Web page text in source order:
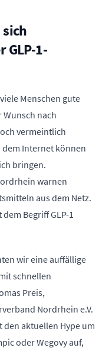
GLP-1-
Menschen gute
nach
vermeintlich
Internet können
bringen.
warnen
aus dem Netz.
Begriff GLP-1
wir eine auffällige
schnellen
Preis,
Nordrhein e.V.
den aktuellen Hype um
oder Wegovy auf,